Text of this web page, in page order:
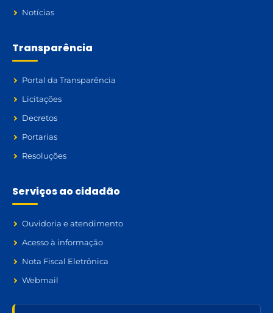
Notícias
Transparência
Portal da Transparência
Licitações
Decretos
Portarias
Resoluções
Serviços ao cidadão
Ouvidoria e atendimento
Acesso à informação
Nota Fiscal Eletrônica
Webmail